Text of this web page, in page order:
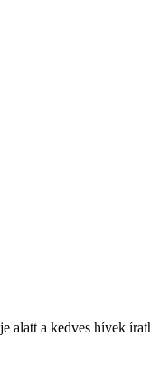
a kedves hívek